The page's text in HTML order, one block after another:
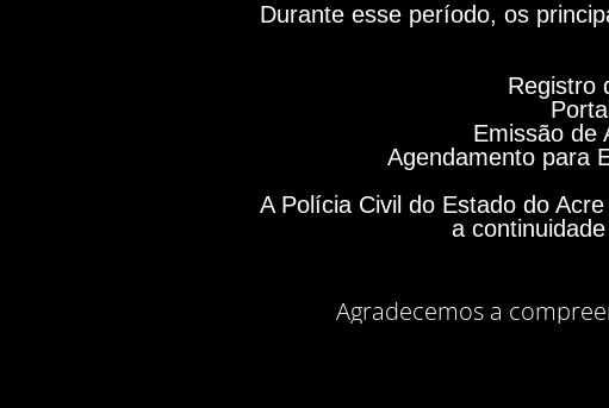
Durante esse período, os
Registro
Emissão de
Agendamento para
A Polícia Civil do Estado do
a
Agradecemos a